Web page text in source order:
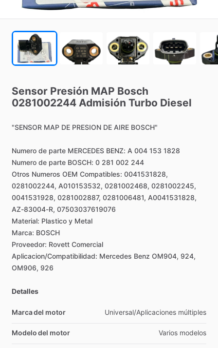
Sensor Presión MAP Bosch
0281002244 Admisión Turbo Diesel
"SENSOR MAP DE PRESION DE AIRE BOSCH"
Numero de parte MERCEDES BENZ: A 004 153 1828
Numero de parte BOSCH: 0 281 002 244
Otros Numeros OEM Compatibles: 0041531828,
0281002244, A010153532, 0281002468, 0281002245,
0041531928, 0281002887, 0281006481, A0041531828,
AZ-83004-R, 07503037619076
Material: Plastico y Metal
Marca: BOSCH
Proveedor: Rovett Comercial
Aplicacion​/​Compatibilidad: Mercedes Benz OM904, 924,
OM906, 926
Detalles
Marca del motor Universal​/​Aplicaciones múltiples
Modelo del motor Varios modelos